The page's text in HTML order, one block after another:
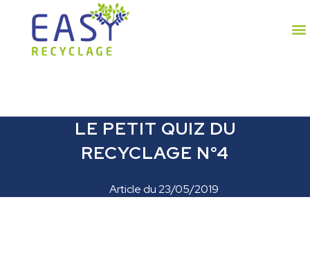
LE PETIT QUIZ DU
RECYCLAGE N°4
Article du23/05/2019